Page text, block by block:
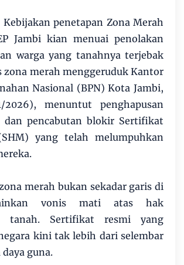
Kebijakan penetapan Zona Merah
Jambi kian menuai penolakan
warga yang tanahnya terjebak
zona merah menggeruduk Kantor
Nasional (BPN) Kota Jambi,
2026), menuntut penghapusan
dan pencabutan blokir Sertifikat
yang telah melumpuhkan
merah bukan sekadar garis di
vonis mati atas hak
tanah. Sertifikat resmi yang
kini tak lebih dari selembar
guna.